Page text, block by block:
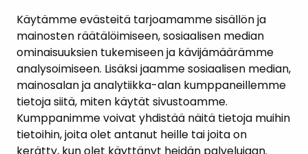
Käytämme evästeitä tarjoamamme sisällön ja
mainosten räätälöimiseen, sosiaalisen median
ominaisuuksien tukemiseen ja kävijämäärämme
analysoimiseen. Lisäksi jaamme sosiaalisen median,
mainosalan ja analytiikka-alan kumppaneillemme
tietoja siitä, miten käytät sivustoamme.
Kumppanimme voivat yhdistää näitä tietoja muihin
tietoihin, joita olet antanut heille tai joita on
AJANKOHTAISET
YHTEYSTIEDOT
KARTTAPALVELU